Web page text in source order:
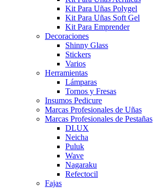
Kit Para Uñas Polygel
Kit Para Uñas Soft Gel
Kit Para Emprender
Decoraciones
Shinny Glass
Stickers
Varios
Herramientas
Lámparas
Tornos y Fresas
Insumos Pedicure
Marcas Profesionales de Uñas
Marcas Profesionales de Pestañas
DLUX
Neicha
Puluk
Wave
Nagaraku
Refectocil
Fajas